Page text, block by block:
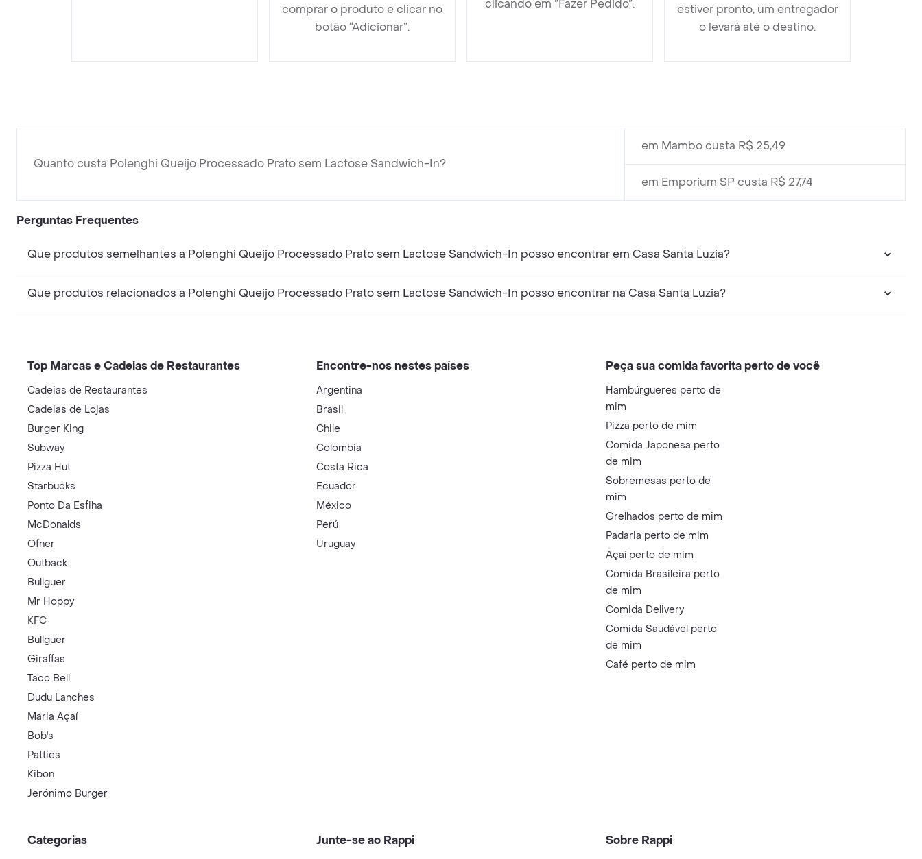
comprar o produto e clicar no
botão “Adicionar”.
clicando em ”Fazer Pedido”.
estiver pronto, um entregador
o levará até o destino.
Quanto custa Polenghi Queijo Processado Prato sem Lactose Sandwich-In?
em Mambo custa R$ 25,49
em Emporium SP custa R$ 27,74
Perguntas Frequentes
Que produtos semelhantes a Polenghi Queijo Processado Prato sem Lactose Sandwich-In posso encontrar em Casa Santa Luzia?
Que produtos relacionados a Polenghi Queijo Processado Prato sem Lactose Sandwich-In posso encontrar na Casa Santa Luzia?
Top Marcas e Cadeias de Restaurantes
Cadeias de Restaurantes
Cadeias de Lojas
Burger King
Subway
Pizza Hut
Starbucks
Ponto Da Esfiha
McDonalds
Ofner
Outback
Bullguer
Mr Hoppy
KFC
Bullguer
Giraffas
Taco Bell
Dudu Lanches
Maria Açaí
Bob's
Patties
Kibon
Jerónimo Burger
Encontre-nos nestes países
Argentina
Brasil
Chile
Colombia
Costa Rica
Ecuador
México
Perú
Uruguay
Peça sua comida favorita perto de você
Hambúrgueres perto de
mim
Pizza perto de mim
Comida Japonesa perto
de mim
Sobremesas perto de
mim
Grelhados perto de mim
Padaria perto de mim
Açaí perto de mim
Comida Brasileira perto
de mim
Comida Delivery
Comida Saudável perto
de mim
Café perto de mim
Categorias Junte-se ao Rappi Sobre Rappi